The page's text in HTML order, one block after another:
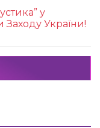
у
Заходу України!